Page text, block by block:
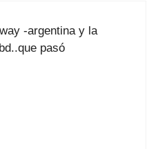
-argentina y la
pasó